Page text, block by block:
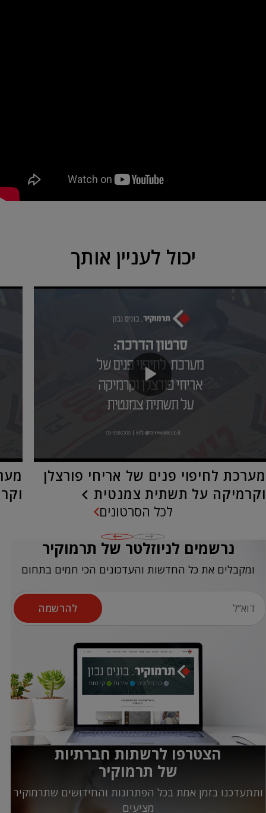
יכול לעניין אותך
מערכת לחיפוי פנים של אריחי פורצלן
וקרמיקה על תשתית צמנטית
לכל הסרטונים
נרשמים לניוזלטר של תרמוקיר
ומקבלים את כל החדשות והעדכונים הכי חמים בתחום
להרשמה
הצטרפו לרשתות חברתיות
של תרמוקיר
ותתעדכנו בזמן אמת בכל הפתרונות והחידושים שתרמוקיר
מציעים